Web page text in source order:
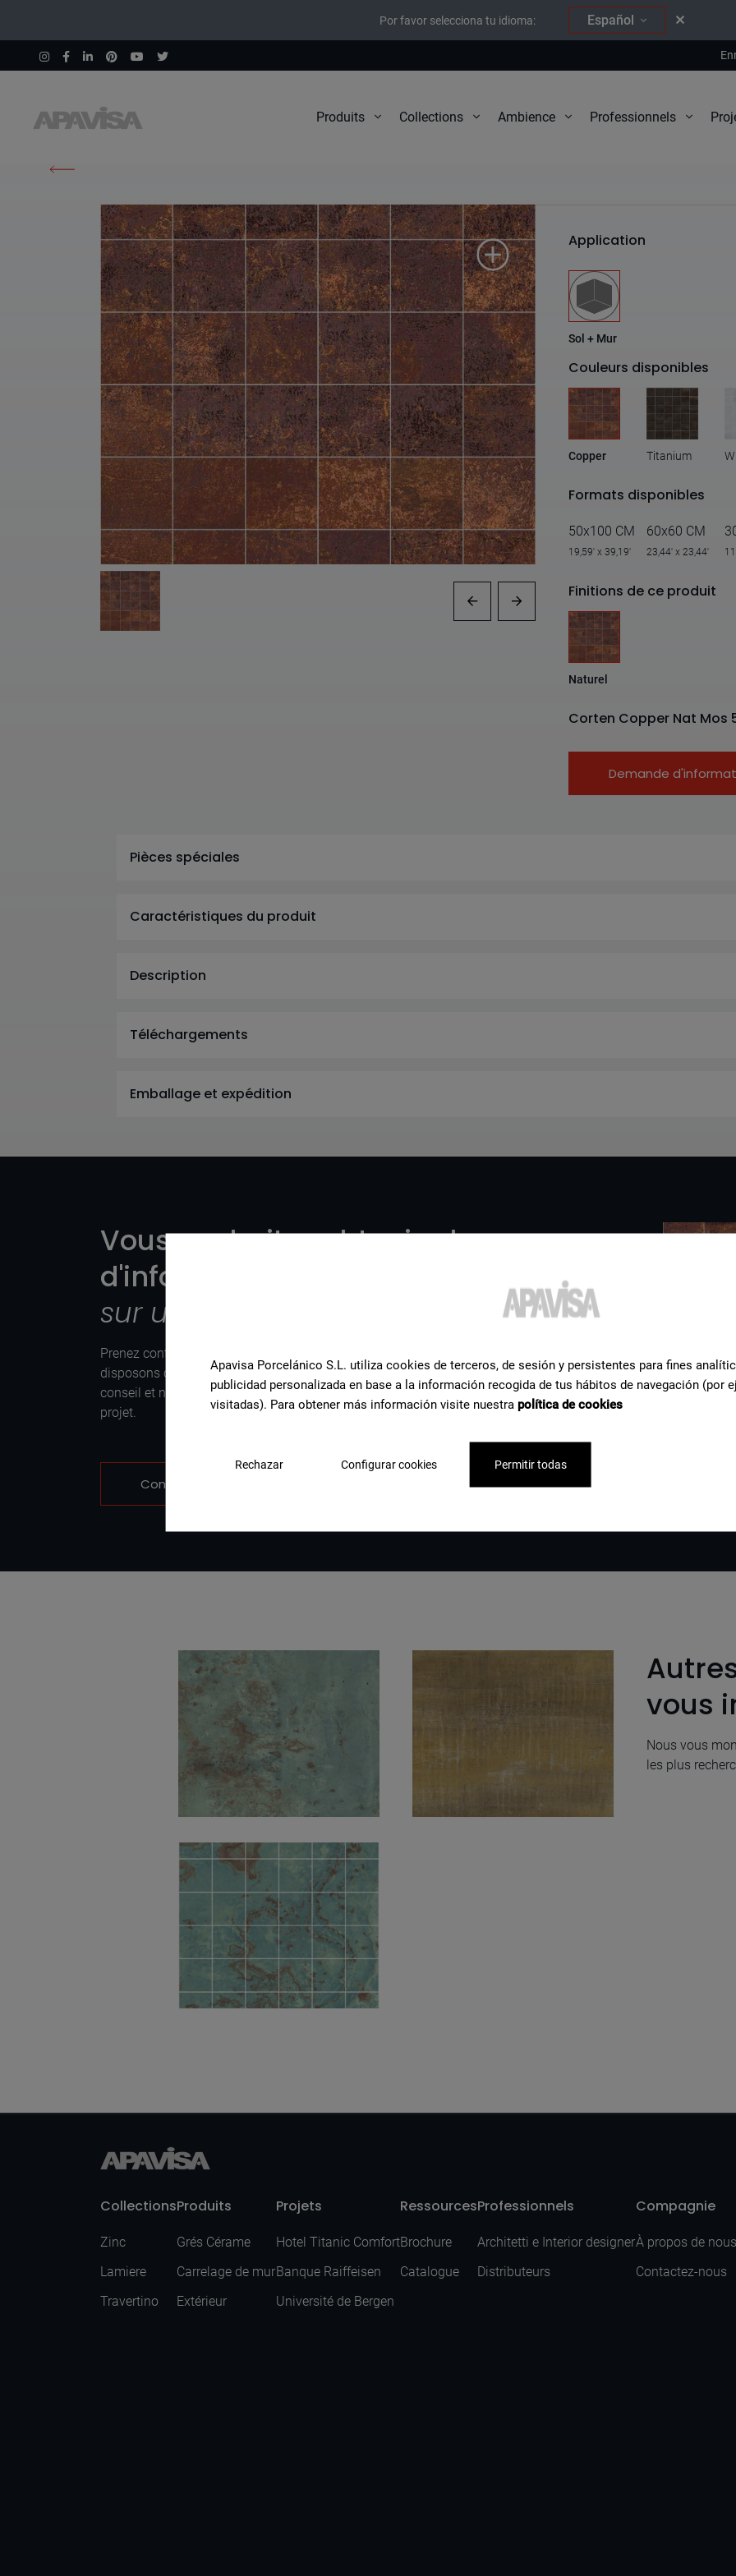
Por favor selecciona tu idioma: Español
Produits Collections Ambience Professionnels
Application
Sol + Mur
Couleurs disponibles
Copper Titanium
Formats disponibles
50x100 CM
19,59' x 39,19'
60x60 CM
23,44' x 23,44'
Finitions de ce produit
Naturel
Corten Copper Nat Mos
Demande
Pièces spéciales
Caractéristiques du produit
Description
Téléchargements
Emballage et expédition
Vous souhaitez obtenir plus
d'informations ou de l'aide
sur un produit?
Prenez contact avec l’équipe de spécialistes céramiques dont nous
disposons chez Apavisa Porcelánico. Nous vous apportons notre
conseil et notre aide pour ce dont vous avez besoin pour réaliser votre
projet.
Contactez-nous
Zinc Green Natural
60X60
vous
Nous vous
les plus
Collections
Zinc
Lamiere
Travertino
Produits
Grés Cérame
Carrelage de mur
Extérieur
Projets
Hotel Titanic Comfort
Banque Raiffeisen
Université de Bergen
Ressources
Brochure
Catalogue
Professionnels
Architetti e Interior designer
Distributeurs
Compagnie
À propos de nous
Contactez-nous
Apavisa Porcelánico S.L. utiliza cookies de terceros, de sesión y persistentes para fines
publicidad personalizada en base a la información recogida de tus hábitos de navegación (por
visitadas). Para obtener más información visite nuestra política de cookies
Rechazar Configurar cookies Permitir todas